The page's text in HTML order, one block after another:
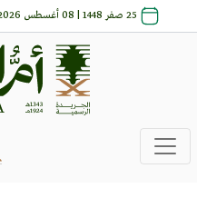
25 صفر 1448 | 08 أغسطس 2026